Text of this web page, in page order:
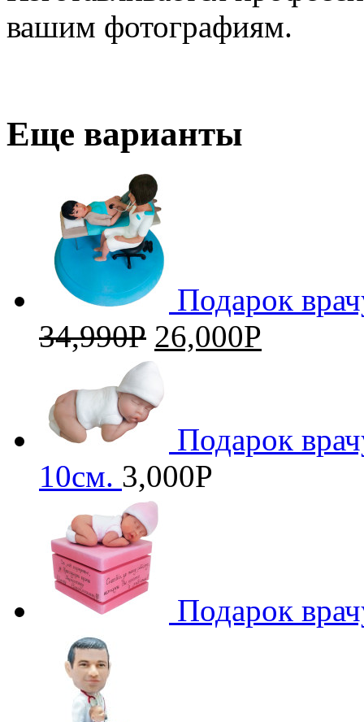
вашим фотографиям.
Еще варианты
Подарок
34,990Р 26,000Р
Подарок
10см. 3,000Р
Подарок